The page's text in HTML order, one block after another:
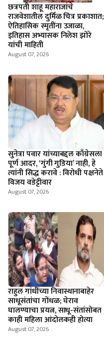
छत्रपती शाहू महाराजांचे
राजवेशातील दुर्मिळ चित्र प्रकाशात;
ऐतिहासिक स्मृतींना उजाळा,
इतिहास अभ्यासक निलेश झोरे
यांची माहिती
August 07, 2026
सुनेत्रा पवार यांच्याबद्दल काँग्रेसला
पूर्ण आदर, ‘गुंगी गुडिया’ नाही, हे
त्यांनी सिद्ध करावे : विरोधी पक्षनेते
विजय वडेट्टीवार
August 07, 2026
राहुल गांधींच्या निवास्थानाबाहेर
साधूसंतांचा गोंधळ; घेराव
घालण्याचा प्रयत्न, साधू-संतांसोबत
काही महिला आंदोलकही होत्या
August 07, 2026